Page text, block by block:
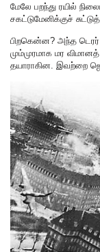
மேலே பறந்து ரயில்
சகட்டுமேனிக்குச்
பிறகென்ன? அந்த டெரர்
மும்முரமாக மர
தயாராகின. இவற்றை